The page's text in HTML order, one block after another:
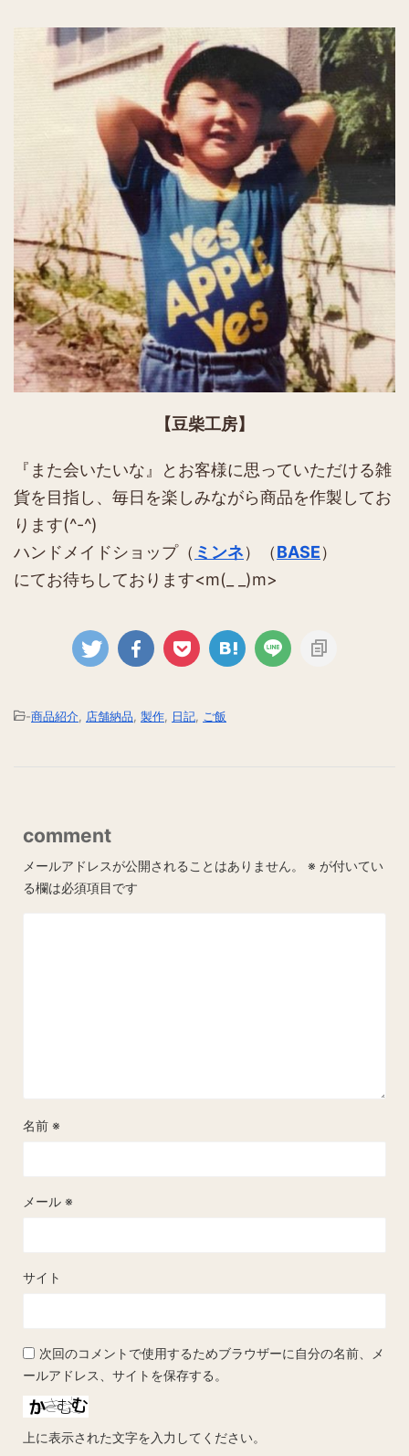
【豆柴工房】
『また会いたいな』とお客様に思っていただける雑
貨を目指し、毎日を楽しみながら商品を作製してお
ります(^-^)
ハンドメイドショップ（ ミンネ）（BASE）
にてお待ちしております<m(_ _)m>
-商品紹介 店舗納品 製作 日記 ご飯
comment
メールアドレスが公開されることはありません。 ※ が付いてい
る欄は必須項目です
名前 ※
メール ※
サイト
次回のコメントで使用するためブラウザーに自分の名前、メ
ールアドレス、サイトを保存する。
上に表示された文字を入力してください。